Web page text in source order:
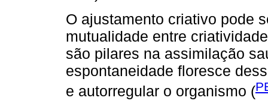
O ajustamento criativo pode
mutualidade entre
são pilares na assimilação
espontaneidade floresce
e autorregular o organismo (